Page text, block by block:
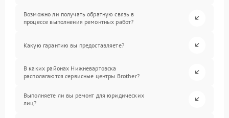
Возможно ли получать обратную связь в
процессе выполнения ремонтных работ?
Какую гарантию вы предоставляете?
В каких районах Нижневартовска
располагаются сервисные центры Brother?
Выполняете ли вы ремонт для юридических
лиц?